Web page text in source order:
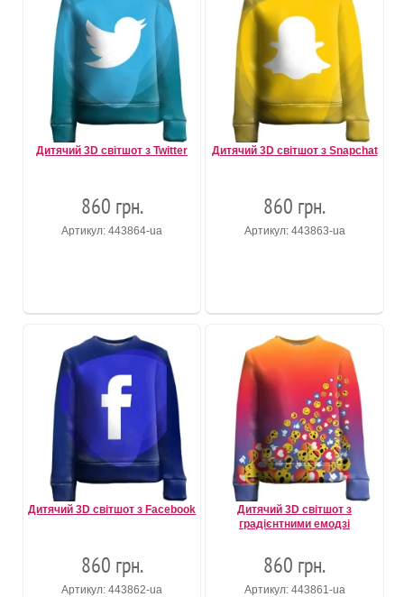
Дитячий 3D світшот з Twitter
860 грн.
Артикул: 443864-ua
Дитячий 3D світшот з Snapchat
860 грн.
Артикул: 443863-ua
Дитячий 3D світшот з Facebook
860 грн.
Артикул: 443862-ua
Дитячий 3D світшот з
градієнтними емодзі
860 грн.
Артикул: 443861-ua